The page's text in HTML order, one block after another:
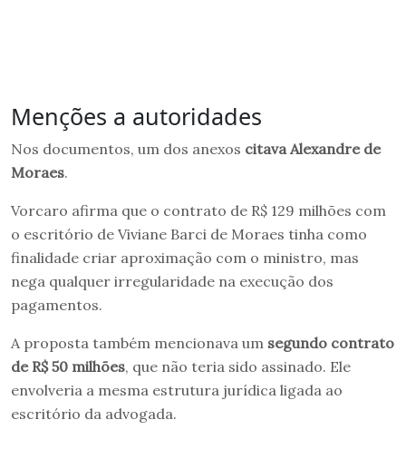
Menções a autoridades
Nos documentos, um dos anexos citava Alexandre de
Moraes.
Vorcaro afirma que o contrato de R$ 129 milhões com
o escritório de Viviane Barci de Moraes tinha como
finalidade criar aproximação com o ministro, mas
nega qualquer irregularidade na execução dos
pagamentos.
A proposta também mencionava um segundo contrato
de R$ 50 milhões, que não teria sido assinado. Ele
envolveria a mesma estrutura jurídica ligada ao
escritório da advogada.